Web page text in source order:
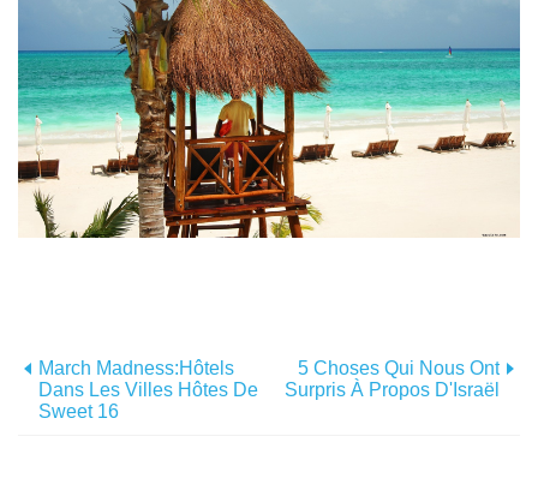
March Madness:Hôtels
Dans Les Villes Hôtes De
Sweet 16
5 Choses Qui Nous Ont
Surpris À Propos D'Israël